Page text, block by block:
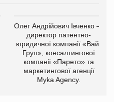
Олег Андрійович Івченко —
директор патентно-
юридичної компанії «Вайз
Груп», консалтингової
компанії «Парето» та
маркетингової агенції
Myka Agency.